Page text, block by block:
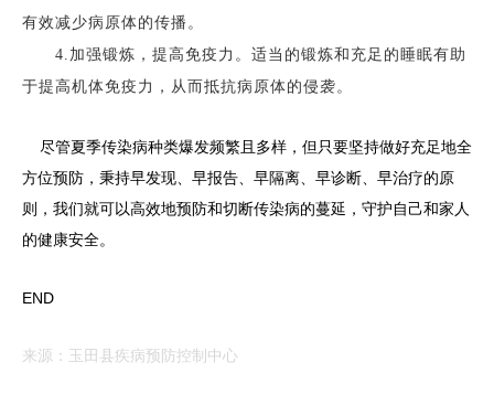
有效减少病原体的传播。
4.加强锻炼，提高免疫力。适当的锻炼和充足的睡眠有助
于提高机体免疫力，从而抵抗病原体的侵袭。
尽管夏季传染病种类爆发频繁且多样，但只要坚持做好充足地全
方位预防，秉持早发现、早报告、早隔离、早诊断、早治疗的原
则，我们就可以高效地预防和切断传染病的蔓延，守护自己和家人
的健康安全。
END
来源：玉田县疾病预防控制中心